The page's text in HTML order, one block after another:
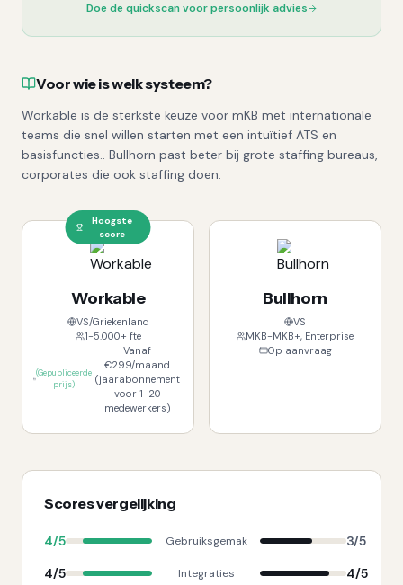
Doe de quickscan voor persoonlijk advies
Voor wie is welk systeem?
Workable is de sterkste keuze voor mKB met internationale
teams die snel willen starten met een intuïtief ATS en
basisfuncties.. Bullhorn past beter bij grote staffing bureaus,
corporates die ook staffing doen.
Hoogste
score
Workable
VS/Griekenland
1-5.000+ fte
(Gepubliceerde
prijs)
Vanaf
€299/maand
(jaarabonnement
voor 1-20
medewerkers)
Bullhorn
VS
MKB-MKB+, Enterprise
Op aanvraag
Scores vergelijking
4/5 Gebruiksgemak 3/5
4/5 Integraties 4/5